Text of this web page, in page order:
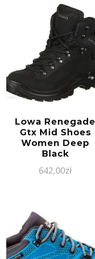
Lowa Renegade
Gtx Mid Shoes
Women Deep
Black
642,00zł